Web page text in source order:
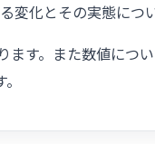
化とその実態につ
す。また数値につ